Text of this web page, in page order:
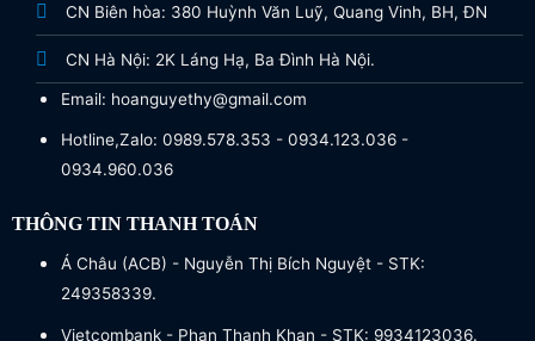
CN Biên hòa: 380 Huỳnh Văn Luỹ, Quang Vinh, BH, ĐN
CN Hà Nội: 2K Láng Hạ, Ba Đình Hà Nội.
Email: hoanguyethy@gmail.com
Hotline,Zalo: 0989.578.353 - 0934.123.036 -
0934.960.036
THÔNG TIN THANH TOÁN
Á Châu (ACB) - Nguyễn Thị Bích Nguyệt - STK:
249358339.
Vietcombank - Phan Thanh Khan - STK: 9934123036.